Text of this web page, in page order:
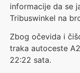
informacije da se
Tribuswinkel na
Zbog očevida i
traka autoceste
22:22 sata.